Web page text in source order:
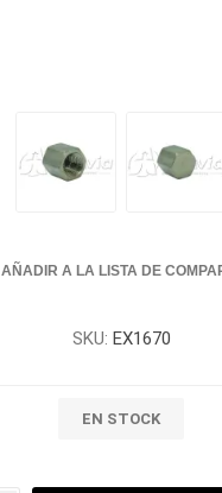
AÑADIR A LA LISTA DE
SKU: EX1670
EN STOCK